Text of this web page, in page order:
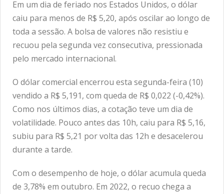
Em um dia de feriado nos Estados Unidos, o dólar
caiu para menos de R$ 5,20, após oscilar ao longo de
toda a sessão. A bolsa de valores não resistiu e
recuou pela segunda vez consecutiva, pressionada
pelo mercado internacional.
O dólar comercial encerrou esta segunda-feira (10)
vendido a R$ 5,191, com queda de R$ 0,022 (-0,42%).
Como nos últimos dias, a cotação teve um dia de
volatilidade. Pouco antes das 10h, caiu para R$ 5,16,
subiu para R$ 5,21 por volta das 12h e desacelerou
durante a tarde.
Com o desempenho de hoje, o dólar acumula queda
de 3,78% em outubro. Em 2022, o recuo chega a